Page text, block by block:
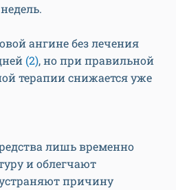
ангине без лечения
(2), но при правильной
терапии снижается уже
лишь временно
и облегчают
причину